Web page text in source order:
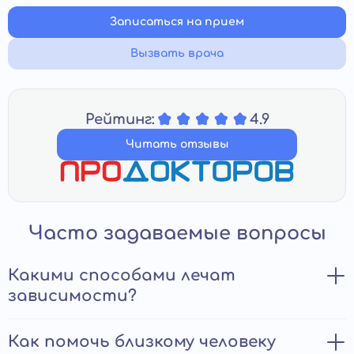
Записаться на прием
Вызвать врача
Рейтинг: 4.9
Читать отзывы
Часто задаваемые вопросы
Какими способами лечат
зависимости?
Выделяют несколько способов лечения зависимости:
Как помочь близкому человеку